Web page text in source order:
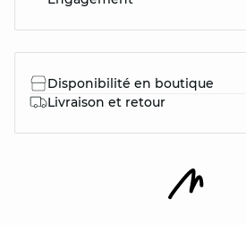
Disponibilité en boutique
Livraison et retour